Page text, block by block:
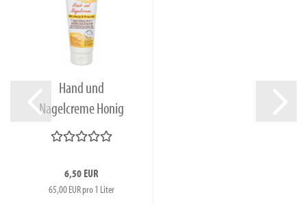
Hand und
Nagelcreme Honig
und Propolis 100ml...
6,50 EUR
65,00 EUR pro 1 Liter